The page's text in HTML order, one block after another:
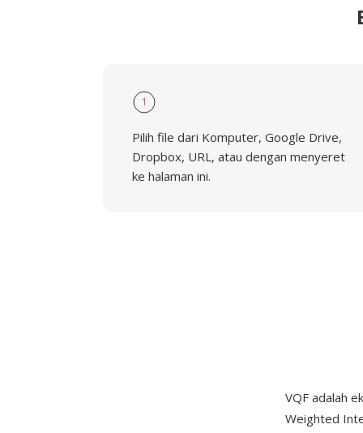
1
Pilih file dari Komputer, Google Drive,
Dropbox, URL, atau dengan menyeret
ke halaman ini.
VQF adalah
Weighted